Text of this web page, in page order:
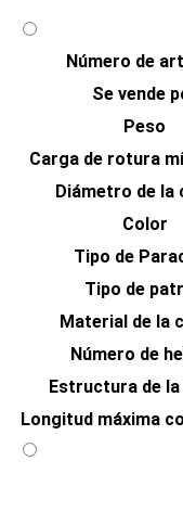
Número de
Se vende
Peso
Carga de rotura
Diámetro de la
Color
Tipo de
Tipo de
Material de la
Número de
Estructura de
Longitud máxima